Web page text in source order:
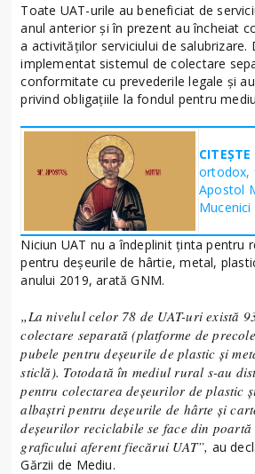
Toate UAT-urile au beneficiat de
anul anterior și în prezent au încheiat
a activităților serviciului de salubrizare.
implementat sistemul de colectare
conformitate cu prevederile legale și
privind obligațiile la fondul pentru mediu
CITEȘTE
ortodox,
Apostol
Mucenici
Niciun UAT nu a îndeplinit ținta pentru
pentru deșeurile de hârtie, metal,
anului 2019, arată GNM.
„La nivelul celor 78 de UAT-uri există
colectare separată (platforme de
pubele pentru deșeurile de plastic și
sticlă). Totodată în mediul rural s-au
pentru colectarea deșeurilor de plastic
albaștri pentru deșeurile de hârte și
deșeurilor reciclabile se face din
graficului aferent fiecărui UAT”, au
Gărzii de Mediu.